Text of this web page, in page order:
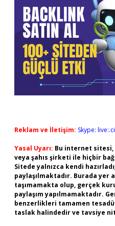
Reklam ve İletişim: Skype:
Yasal Uyarı: Bu internet
veya şahıs şirketi ile hiçbir
Sitede yalnızca kendi
paylaşılmaktadır. Burada
taşımamakta olup, gerçek
paylaşım yapılmamaktadır.
benzerlikleri tamamen
taslak halindedir ve tavsiye